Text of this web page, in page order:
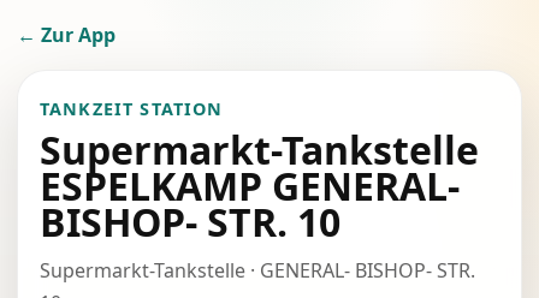
← Zur App
TANKZEIT STATION
Supermarkt-Tankstelle
ESPELKAMP GENERAL-
BISHOP- STR. 10
Supermarkt-Tankstelle · GENERAL- BISHOP- STR.